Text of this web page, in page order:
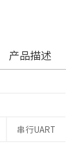
产品描述
串行UART